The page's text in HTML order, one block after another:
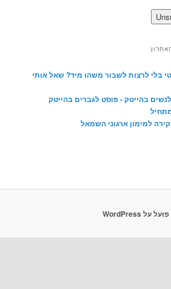
לשבור משהו מיד? שאל אותי
- פוסט לגברים בהייטק
השמאל